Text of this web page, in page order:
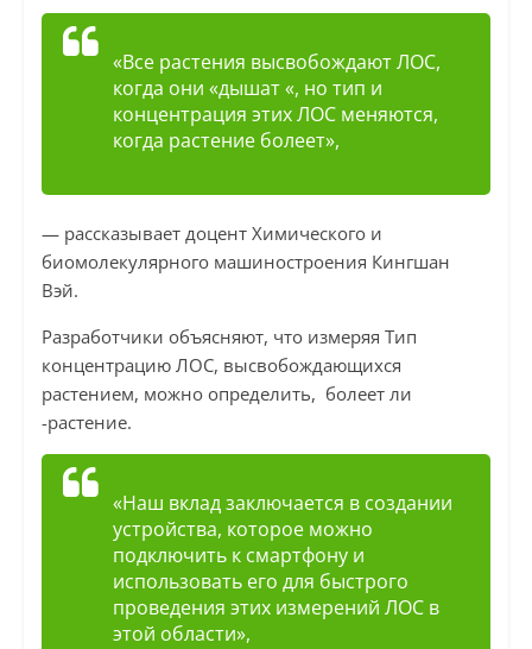
«Все растения высвобождают ЛОС,
когда они «дышат «, но тип и
концентрация этих ЛОС меняются,
когда растение болеет»,
— рассказывает доцент Химического и
биомолекулярного машиностроения Кингшан
Вэй.
Разработчики объясняют, что измеряя Тип
концентрацию ЛОС, высвобождающихся
растением, можно определить, болеет ли
-растение.
«Наш вклад заключается в создании
устройства, которое можно
подключить к смартфону и
использовать его для быстрого
проведения этих измерений ЛОС в
этой области»,